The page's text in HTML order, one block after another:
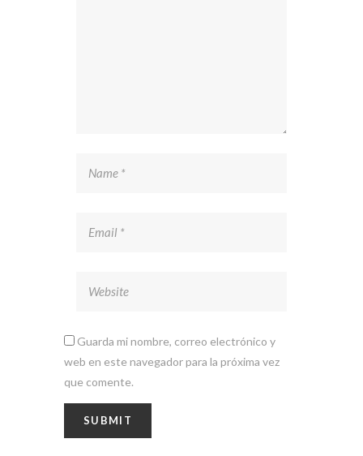
Guarda mi nombre, correo electrónico y
web en este navegador para la próxima vez
que comente.